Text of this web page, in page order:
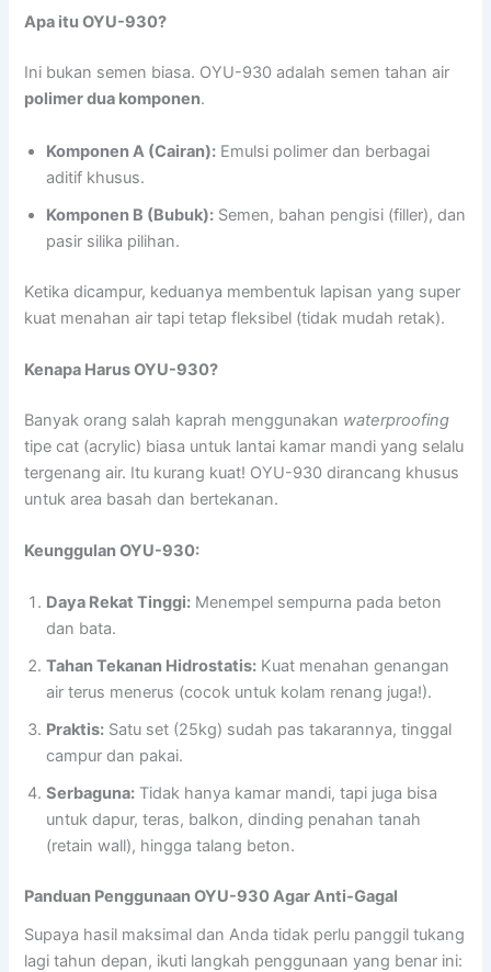
Apa itu OYU-930?
Ini bukan semen biasa. OYU-930 adalah semen tahan air
polimer dua komponen.
Komponen A (Cairan): Emulsi polimer dan berbagai
aditif khusus.
Komponen B (Bubuk): Semen, bahan pengisi (filler), dan
pasir silika pilihan.
Ketika dicampur, keduanya membentuk lapisan yang super
kuat menahan air tapi tetap fleksibel (tidak mudah retak).
Kenapa Harus OYU-930?
Banyak orang salah kaprah menggunakan waterproofing
tipe cat (acrylic) biasa untuk lantai kamar mandi yang selalu
tergenang air. Itu kurang kuat! OYU-930 dirancang khusus
untuk area basah dan bertekanan.
Keunggulan OYU-930:
Daya Rekat Tinggi: Menempel sempurna pada beton
dan bata.
Tahan Tekanan Hidrostatis: Kuat menahan genangan
air terus menerus (cocok untuk kolam renang juga!).
Praktis: Satu set (25kg) sudah pas takarannya, tinggal
campur dan pakai.
Serbaguna: Tidak hanya kamar mandi, tapi juga bisa
untuk dapur, teras, balkon, dinding penahan tanah
(retain wall), hingga talang beton.
Panduan Penggunaan OYU-930 Agar Anti-Gagal
Supaya hasil maksimal dan Anda tidak perlu panggil tukang
lagi tahun depan, ikuti langkah penggunaan yang benar ini: